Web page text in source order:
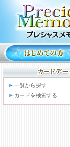
一覧から探す
カードを検索する